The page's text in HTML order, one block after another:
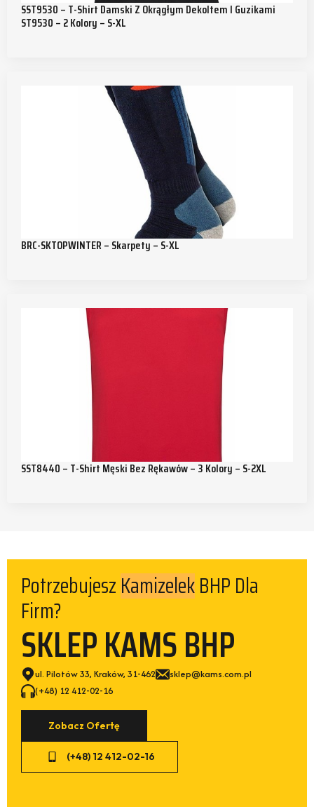
SST9530 – T-Shirt Damski Z Okrągłym Dekoltem I Guzikami
ST9530 – 2 Kolory – S-XL
BRC-SKTOPWINTER – Skarpety – S-XL
SST8440 – T-Shirt Męski Bez Rękawów – 3 Kolory – S-2XL
PotrzebujeszKamizelekBHP Dla
Firm?
SKLEP KAMS BHP
ul. Pilotów 33, Kraków, 31-462
sklep@kams.com.pl
(+48) 12 412-02-16
Zobacz Ofertę
(+48) 12 412-02-16